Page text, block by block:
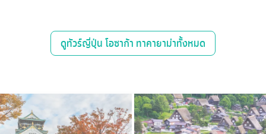
ดูทัวร์ญี่ปุ่น โอซาก้า ทาคายาม่าทั้งหมด